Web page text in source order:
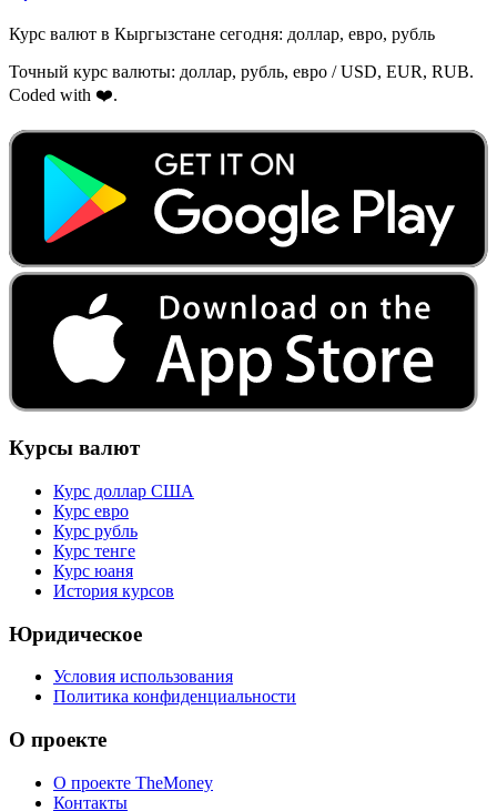
Курс валют в Кыргызстане сегодня: доллар, евро, рубль
Точный курс валюты: доллар, рубль, евро / USD, EUR, RUB.
Coded with ❤️.
Курсы валют
Курс доллар США
Курс евро
Курс рубль
Курс тенге
Курс юаня
История курсов
Юридическое
Условия использования
Политика конфиденциальности
О проекте
О проекте TheMoney
Контакты